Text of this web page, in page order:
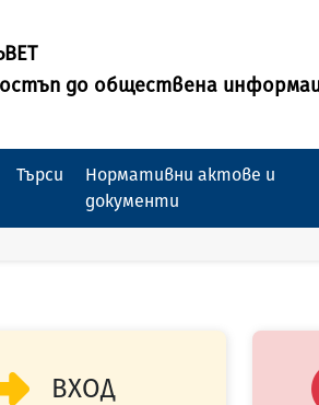
до обществена
Търси
Нормативни актове и
документи
ВХОД